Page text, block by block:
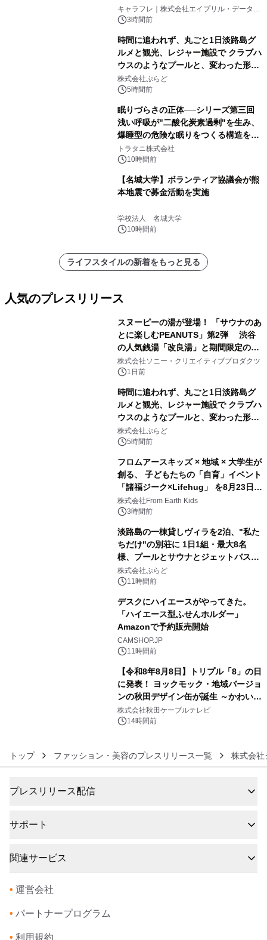
キャラフレ｜株式会社エイプリル・データ・
デザインズ
3時間前
時間に追われず、丸ごと1日淡路島グ
ルメと観光、レジャー施設で クラブハ
ウスのようなプールと、変わった形の
サウナも 「THE BOXY AWAJI」のお
得な素泊まり連泊プランで
株式会社ぷらど
5時間前
眠りづらさの正体──シリーズ第三回
浅い呼吸が"二酸化炭素過剰"を生み、
爆睡型の危険な眠りをつくる構造を解
説
トラタニ株式会社
10時間前
【名城大学】ボランティア協議会が熊
本地震で募金活動を実施
学校法人 名城大学
10時間前
ライフスタイルの新着をもっと見る
人気のプレスリリース
スヌーピーの湯が登場！ 「サウナのあ
とに楽しむPEANUTS」第2弾 渋谷
の人気銭湯「改良湯」と期間限定のコ
ラボレーション サウナイキタイコラ
ボグッズも発売決定！
株式会社ソニー・クリエイティブプロダクツ
1日前
時間に追われず、丸ごと1日淡路島グ
ルメと観光、レジャー施設で クラブハ
ウスのようなプールと、変わった形の
サウナも 「THE BOXY AWAJI」のお
得な素泊まり連泊プランで
株式会社ぷらど
5時間前
フロムアースキッズ × 地域 × 大学生が
創る、 子どもたちの「自育」イベント
「諸福ジーク×Lifehug」 を8月23日
(日)開催
株式会社From Earth Kids
3時間前
淡路島の一棟貸しヴィラを2泊、"私た
ちだけ"の別荘に 1日1組・最大8名
様、プールとサウナとジェットバス付
きで Villa Mon Temps AWAJIの連泊
素泊りプラン
株式会社ぷらど
11時間前
デスクにハイエースがやってきた。
「ハイエース型ふせんホルダー」
Amazonで予約販売開始
CAMSHOP.JP
11時間前
【令和8年8月8日】トリプル「8」の日
に発表！ ヨックモック・地域バージョ
ンの秋田デザイン缶が誕生 ～かわいい
秋田犬の子犬と秋田の四季と名所を巡
るパッケージ～ 9月1日(火)秋田県内で
株式会社秋田ケーブルテレビ
14時間前
トップ ファッション・美容のプレスリリース一覧 株式会社
プレスリリース配信
サポート
関連サービス
• 運営会社
• パートナープログラム
• 利用規約